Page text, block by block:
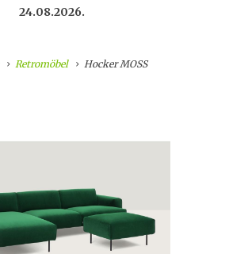
24.08.2026.
Retromöbel Hocker MOSS